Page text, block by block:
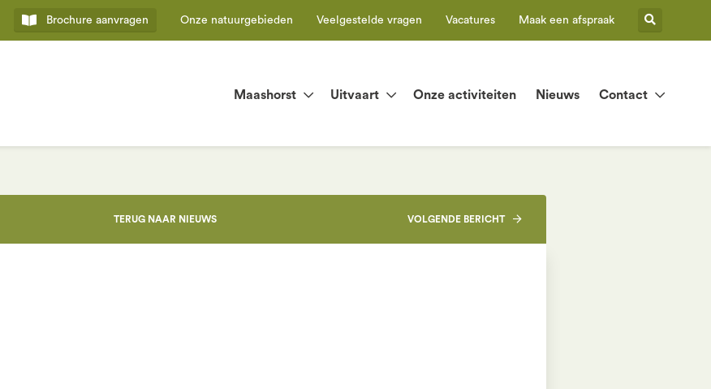
Maashorst Uitvaart Onze activiteiten Nieuws Contact
Brochure aanvragen Onze natuurgebieden Veelgestelde vragen Vacatures Maak een afspraak
TERUG NAAR NIEUWS VOLGENDEBERICHT